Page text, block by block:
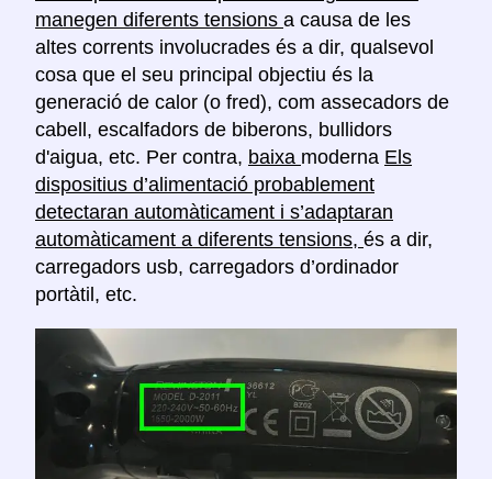
manegen diferents tensions a causa de les
altes corrents involucrades és a dir, qualsevol
cosa que el seu principal objectiu és la
generació de calor (o fred), com assecadors de
cabell, escalfadors de biberons, bullidors
d'aigua, etc. Per contra, baixa moderna Els
dispositius d’alimentació probablement
detectaran automàticament i s’adaptaran
automàticament a diferents tensions, és a dir,
carregadors usb, carregadors d’ordinador
portàtil, etc.